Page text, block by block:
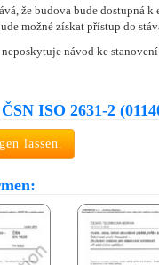
že budova bude
možné získat přístup do
neposkytuje návod ke
ISO 2631-2
lassen.